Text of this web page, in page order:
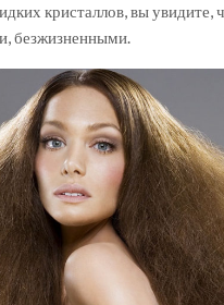
кристаллов, вы увидите,
безжизненными.